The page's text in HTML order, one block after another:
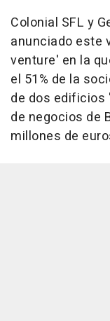
Colonial SFL y
anunciado este
venture' en la
el 51% de la
de dos
de negocios de
millones de